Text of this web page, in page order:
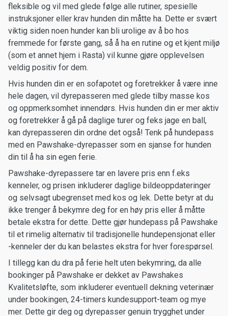
fleksible og vil med glede følge alle rutiner, spesielle
instruksjoner eller krav hunden din måtte ha. Dette er svært
viktig siden noen hunder kan bli urolige av å bo hos
fremmede for første gang, så å ha en rutine og et kjent miljø
(som et annet hjem i Rasta) vil kunne gjøre opplevelsen
veldig positiv for dem.
Hvis hunden din er en sofapotet og foretrekker å være inne
hele dagen, vil dyrepasseren med glede tilby masse kos
og oppmerksomhet innendørs. Hvis hunden din er mer aktiv
og foretrekker å gå på daglige turer og feks jage en ball,
kan dyrepasseren din ordne det også! Tenk på hundepass
med en Pawshake-dyrepasser som en sjanse for hunden
din til å ha sin egen ferie.
Pawshake-dyrepassere tar en lavere pris enn f.eks
kenneler, og prisen inkluderer daglige bildeoppdateringer
og selvsagt ubegrenset med kos og lek. Dette betyr at du
ikke trenger å bekymre deg for en høy pris eller å måtte
betale ekstra for dette. Dette gjør hundepass på Pawshake
til et rimelig alternativ til tradisjonelle hundepensjonat eller
-kenneler der du kan belastes ekstra for hver forespørsel.
I tillegg kan du dra på ferie helt uten bekymring, da alle
bookinger på Pawshake er dekket av Pawshakes
Kvalitetsløfte, som inkluderer eventuell dekning veterinær
under bookingen, 24-timers kundesupport-team og mye
mer. Dette gir deg og dyrepasser genuin trygghet under